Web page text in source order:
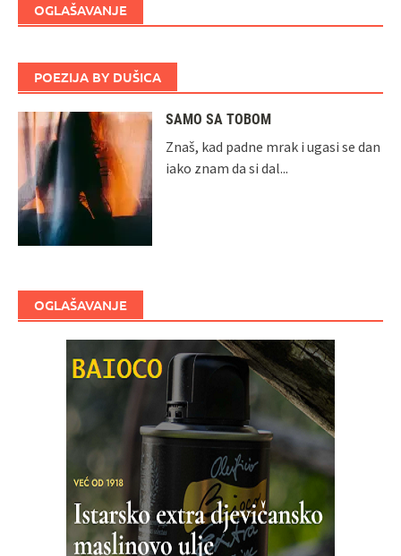
OGLAŠAVANJE
POEZIJA BY DUŠICA
SAMO SA TOBOM
Znaš, kad padne mrak i ugasi se dan
iako znam da si dal...
OGLAŠAVANJE